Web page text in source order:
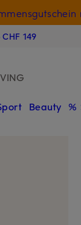
149
Beauty %